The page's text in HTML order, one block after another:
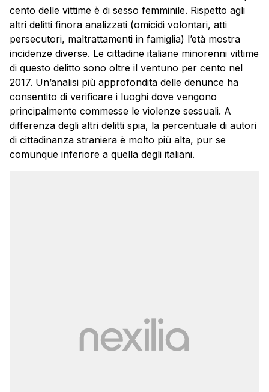
cento delle vittime è di sesso femminile. Rispetto agli
altri delitti finora analizzati (omicidi volontari, atti
persecutori, maltrattamenti in famiglia) l’età mostra
incidenze diverse. Le cittadine italiane minorenni vittime
di questo delitto sono oltre il ventuno per cento nel
2017. Un’analisi più approfondita delle denunce ha
consentito di verificare i luoghi dove vengono
principalmente commesse le violenze sessuali. A
differenza degli altri delitti spia, la percentuale di autori
di cittadinanza straniera è molto più alta, pur se
comunque inferiore a quella degli italiani.